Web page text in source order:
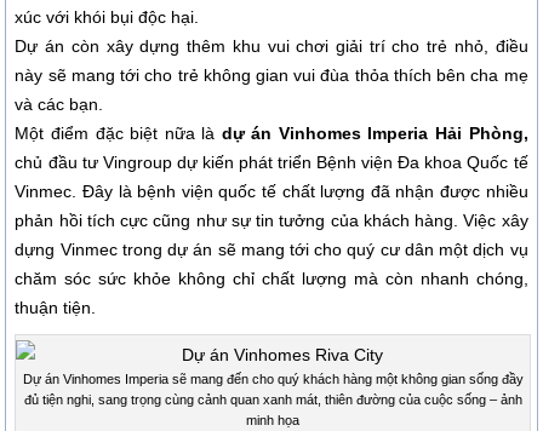
xúc với khói bụi độc hại.
Dự án còn xây dựng thêm khu vui chơi giải trí cho trẻ nhỏ, điều
này sẽ mang tới cho trẻ không gian vui đùa thỏa thích bên cha mẹ
và các bạn.
Một điểm đặc biệt nữa là dự án Vinhomes Imperia Hải Phòng,
chủ đầu tư Vingroup dự kiến phát triển Bệnh viện Đa khoa Quốc tế
Vinmec. Đây là bệnh viện quốc tế chất lượng đã nhận được nhiều
phản hồi tích cực cũng như sự tin tưởng của khách hàng. Việc xây
dựng Vinmec trong dự án sẽ mang tới cho quý cư dân một dịch vụ
chăm sóc sức khỏe không chỉ chất lượng mà còn nhanh chóng,
thuận tiện.
Dự án Vinhomes Imperia sẽ mang đến cho quý khách hàng một không gian sống đầy
đủ tiện nghi, sang trọng cùng cảnh quan xanh mát, thiên đường của cuộc sống – ảnh
minh họa